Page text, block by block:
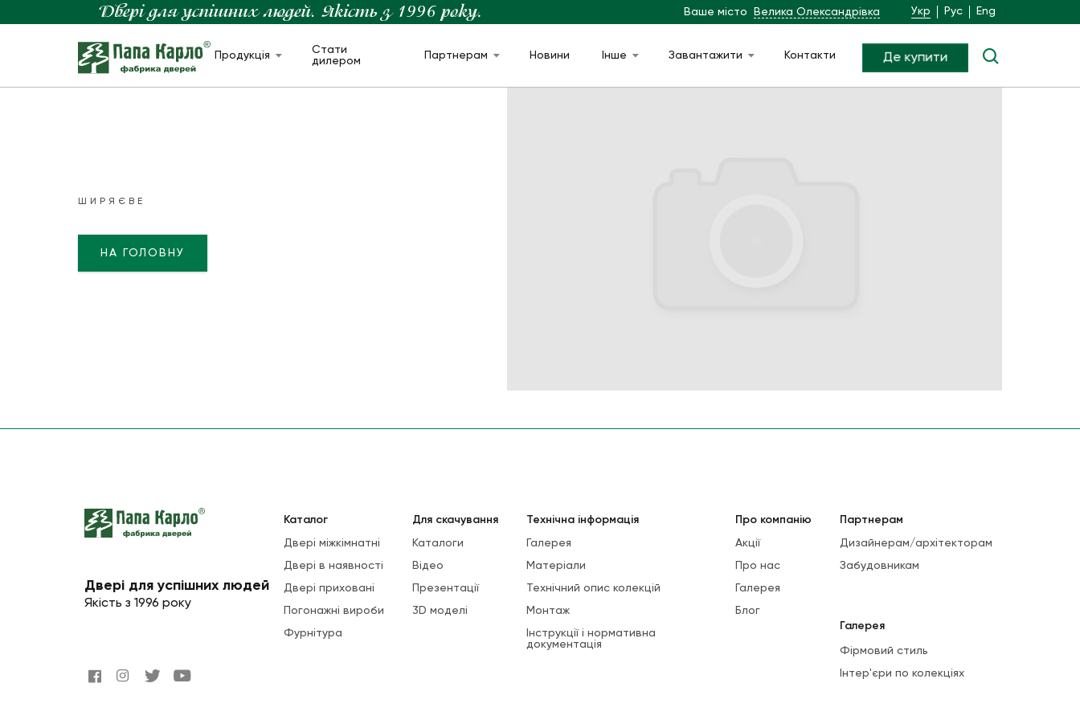
Ваше місто Велика Олександрівка Укр Рус Eng
Продукція
Стати
дилером
Партнерам Новини Інше Завантажити Контакти Де купити
ШИРЯЄВЕ
НА ГОЛОВНУ
Двері для успішних людей
Якість з 1996 року
Каталог
Двері міжкімнатні
Двері в наявності
Двері приховані
Погонажні вироби
Фурнітура
Для скачування
Каталоги
Відео
Презентації
3D моделі
Технічна інформація
Галерея
Матеріали
Технічний опис колекцій
Монтаж
Інструкції і нормативна
документація
Про компанію
Акції
Про нас
Галерея
Блог
Партнерам
Дизайнерам/архітекторам
Забудовникам
Галерея
Фірмовий стиль
Інтер'єри по колекціях